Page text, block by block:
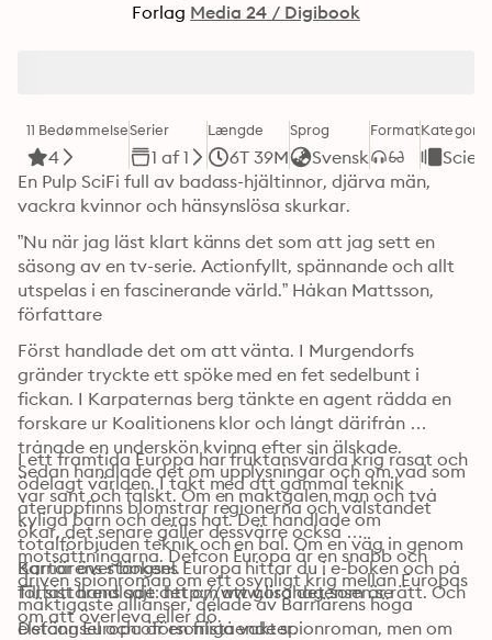
Forlag Media 24 / Digibook
11 Bedømmelse
4
Serier
1 af 1
Længde
6T 39M
Sprog
Svensk
FormatKategori
En Pulp SciFi full av badass-hjältinnor, djärva män,
vackra kvinnor och hänsynslösa skurkar.
”Nu när jag läst klart känns det som att jag sett en
säsong av en tv-serie. Actionfyllt, spännande och allt
utspelas i en fascinerande värld.” Håkan Mattsson,
författare
Först handlade det om att vänta. I Murgendorfs
gränder tryckte ett spöke med en fet sedelbunt i
fickan. I Karpaternas berg tänkte en agent rädda en
forskare ur Koalitionens klor och långt därifrån
trånade en underskön kvinna efter sin älskade.
Sedan handlade det om upplysningar och om vad som
var sant och falskt. Om en maktgalen man och två
kyliga barn och deras hat. Det handlade om
totalförbjuden teknik och en bal. Om en väg in genom
Barriärens stängsel.
Till sist handlade det om att göra det som är rätt. Och
om att överleva eller dö.
I ett framtida Europa har fruktansvärda krig rasat och
ödelagt världen. I takt med att gammal teknik
återuppfinns blomstrar regionerna och välståndet
ökar, det senare gäller dessvärre också
motsättningarna. Defcon Europa är en snabb och
driven spionroman om ett osynligt krig mellan Europas
mäktigaste allianser, delade av Barriärens höga
elstängsel och oförsonliga vakter.
Kartor över bokens Europa hittar du i e-boken och på
författarens sajt: http://www.lisahagensen.se
Defcon Europa är en fristående spionroman, men om